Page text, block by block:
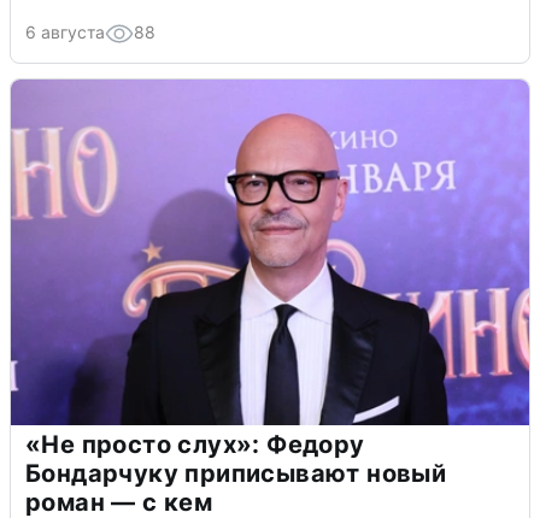
6 августа 88
«Не просто слух»: Федору
Бондарчуку приписывают новый
роман — с кем